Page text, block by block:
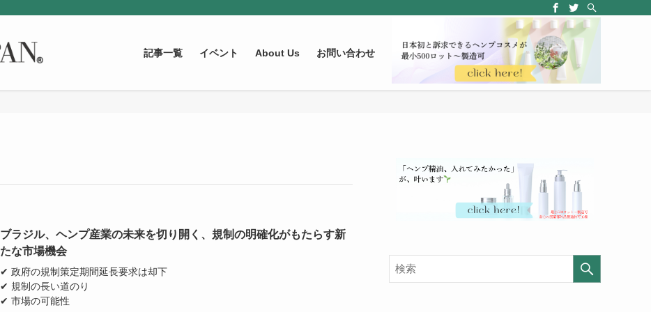
記事一覧 イベント About Us お問い合わせ
ブラジル、ヘンプ産業の未来を切り開く、規制の明確化がもたらす新
たな市場機会
✔ 政府の規制策定期間延長要求は却下
✔ 規制の長い道のり
✔ 市場の可能性